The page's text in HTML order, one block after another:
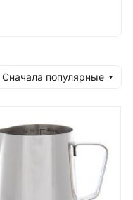
Сначала популярные